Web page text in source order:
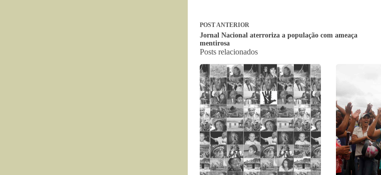
POSTANTERIOR
Jornal Nacional aterroriza a população com ameaça
mentirosa
Posts relacionados